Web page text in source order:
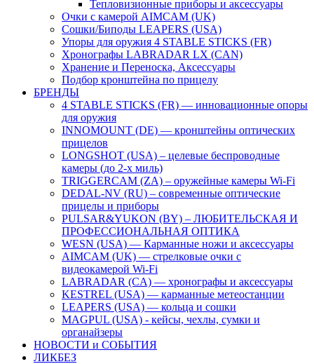
Тепловизионные приборы и аксессуары
Очки с камерой AIMCAM (UK)
Сошки/Биподы LEAPERS (USA)
Упоры для оружия 4 STABLE STICKS (FR)
Хронографы LABRADAR LX (CAN)
Хранение и Переноска, Аксессуары
Подбор кронштейна по прицелу
БРЕНДЫ
4 STABLE STICKS (FR) — инновационные опоры
для оружия
INNOMOUNT (DE) — кронштейны оптических
прицелов
LONGSHOT (USA) – целевые беспроводные
камеры (до 2-х миль)
TRIGGERCAM (ZA) – оружейные камеры Wi-Fi
DEDAL-NV (RU) – современные оптические
прицелы и приборы
PULSAR&YUKON (BY) – ЛЮБИТЕЛЬСКАЯ И
ПРОФЕССИОНАЛЬНАЯ ОПТИКА
WESN (USA) — Карманные ножи и аксессуары
AIMCAM (UK) — стрелковые очки с
видеокамерой Wi-Fi
LABRADAR (CA) — хронографы и аксессуары
KESTREL (USA) — карманные метеостанции
LEAPERS (USA) — кольца и сошки
MAGPUL (USA) - кейсы, чехлы, сумки и
органайзеры
НОВОСТИ и СОБЫТИЯ
ЛИКБЕЗ